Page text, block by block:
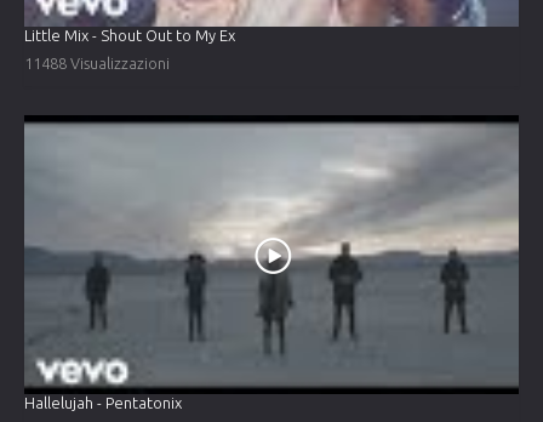
Little Mix - Shout Out to My Ex
11488 Visualizzazioni
Hallelujah - Pentatonix